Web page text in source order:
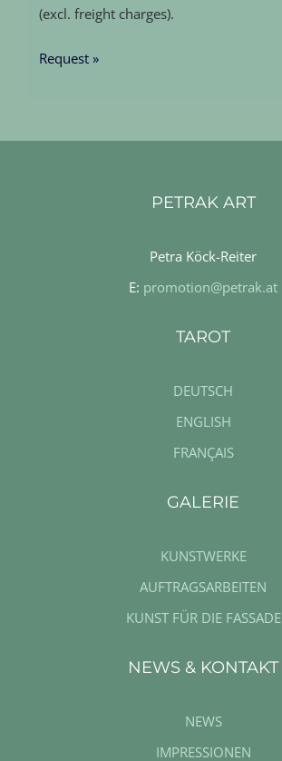
(excl. freight charges).
Request »
PETRAK ART
Petra Köck-Reiter
E: promotion@petrak.at
TAROT
DEUTSCH
ENGLISH
FRANÇAIS
GALERIE
KUNSTWERKE
AUFTRAGSARBEITEN
KUNST FÜR DIE FASSADE
NEWS & KONTAKT
NEWS
IMPRESSIONEN